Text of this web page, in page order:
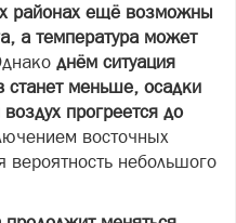
районах ещё возможны
а температура может
днём ситуация
станет меньше, осадки
прогреется до
восточных
вероятность небольшого